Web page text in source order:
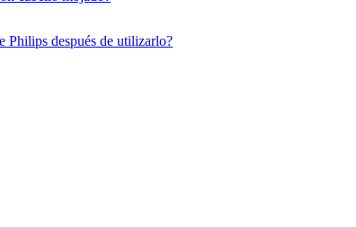
Philips después de utilizarlo?